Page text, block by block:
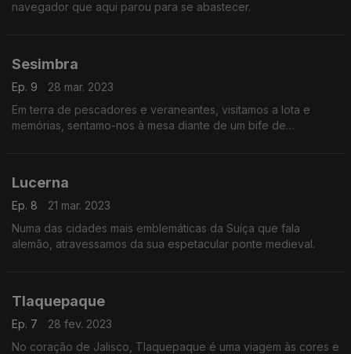
navegador que aqui parou para se abastecer.
Sesimbra
Ep. 9
28 mar. 2023
Em terra de pescadores e veraneantes, visitamos a lota e
memórias, sentamo-nos à mesa diante de um bife de
Lucerna
Ep. 8
21 mar. 2023
Numa das cidades mais emblemáticas da Suíça que fala
alemão, atravessamos da sua espetacular ponte medieval.
Tlaquepaque
Ep. 7
28 fev. 2023
No coração de Jalisco, Tlaquepaque é uma viagem às cores e